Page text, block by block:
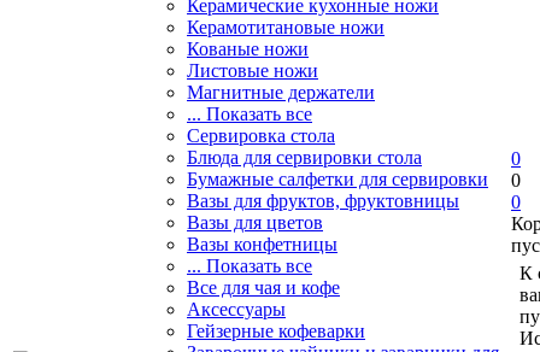
Керамические кухонные ножи
Керамотитановые ножи
Кованые ножи
Листовые ножи
Магнитные держатели
... Показать все
Сервировка стола
Блюда для сервировки стола
Бумажные салфетки для сервировки
Вазы для фруктов, фруктовницы
Вазы для цветов
Вазы конфетницы
... Показать все
Все для чая и кофе
Аксессуары
Гейзерные кофеварки
0
0
0
К